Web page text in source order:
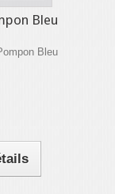
Bleu
Bleu